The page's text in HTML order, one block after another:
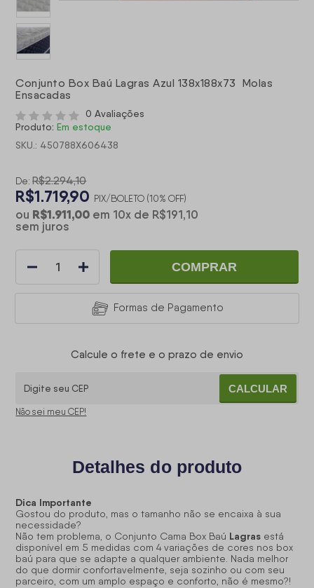
Conjunto Box Baú Lagras Azul 138x188x73 Molas
Ensacadas
0 Avaliações
Produto: Em estoque
SKU.: 450788X606438
De: R$2.294,10
R$1.719,90 PIX/BOLETO (10% OFF)
ou R$1.911,00 em 10x de R$191,10
sem juros
COMPRAR
Formas de Pagamento
Calcule o frete e o prazo de envio
CALCULAR
Não sei meu CEP!
Detalhes do produto
Dica Importante
Gostou do produto, mas o tamanho não se encaixa à sua
necessidade?
Não tem problema, o Conjunto Cama Box Baú Lagras está
disponível em 5 medidas com 4 variações de cores nos box
baú para que se adapte a qualquer ambiente. Nada melhor
do que dormir confortavelmente, seja sozinho ou com seu
parceiro, com um amplo espaço e conforto, não é mesmo?!